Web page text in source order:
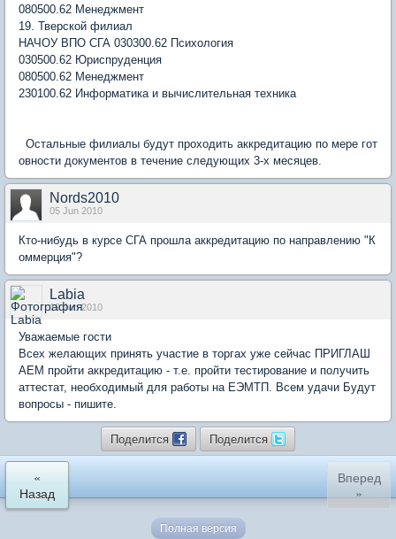
080500.62 Менеджмент
19. Тверской филиал
НАЧОУ ВПО СГА 030300.62 Психология
030500.62 Юриспруденция
080500.62 Менеджмент
230100.62 Информатика и вычислительная техника
Остальные филиалы будут проходить аккредитацию по мере гот
овности документов в течение следующих 3-х месяцев.
Nords2010
05 Jun 2010
Кто-нибудь в курсе СГА прошла аккредитацию по направлению "К
оммерция"?
Labia
19 Jun 2010
Уважаемые гости
Всех желающих принять участие в торгах уже сейчас ПРИГЛАШ
АЕМ пройти аккредитацию - т.е. пройти тестирование и получить
аттестат, необходимый для работы на ЕЭМТП. Всем удачи Будут
вопросы - пишите.
Поделится Поделится
«
Назад
Вперед
»
Полная версия